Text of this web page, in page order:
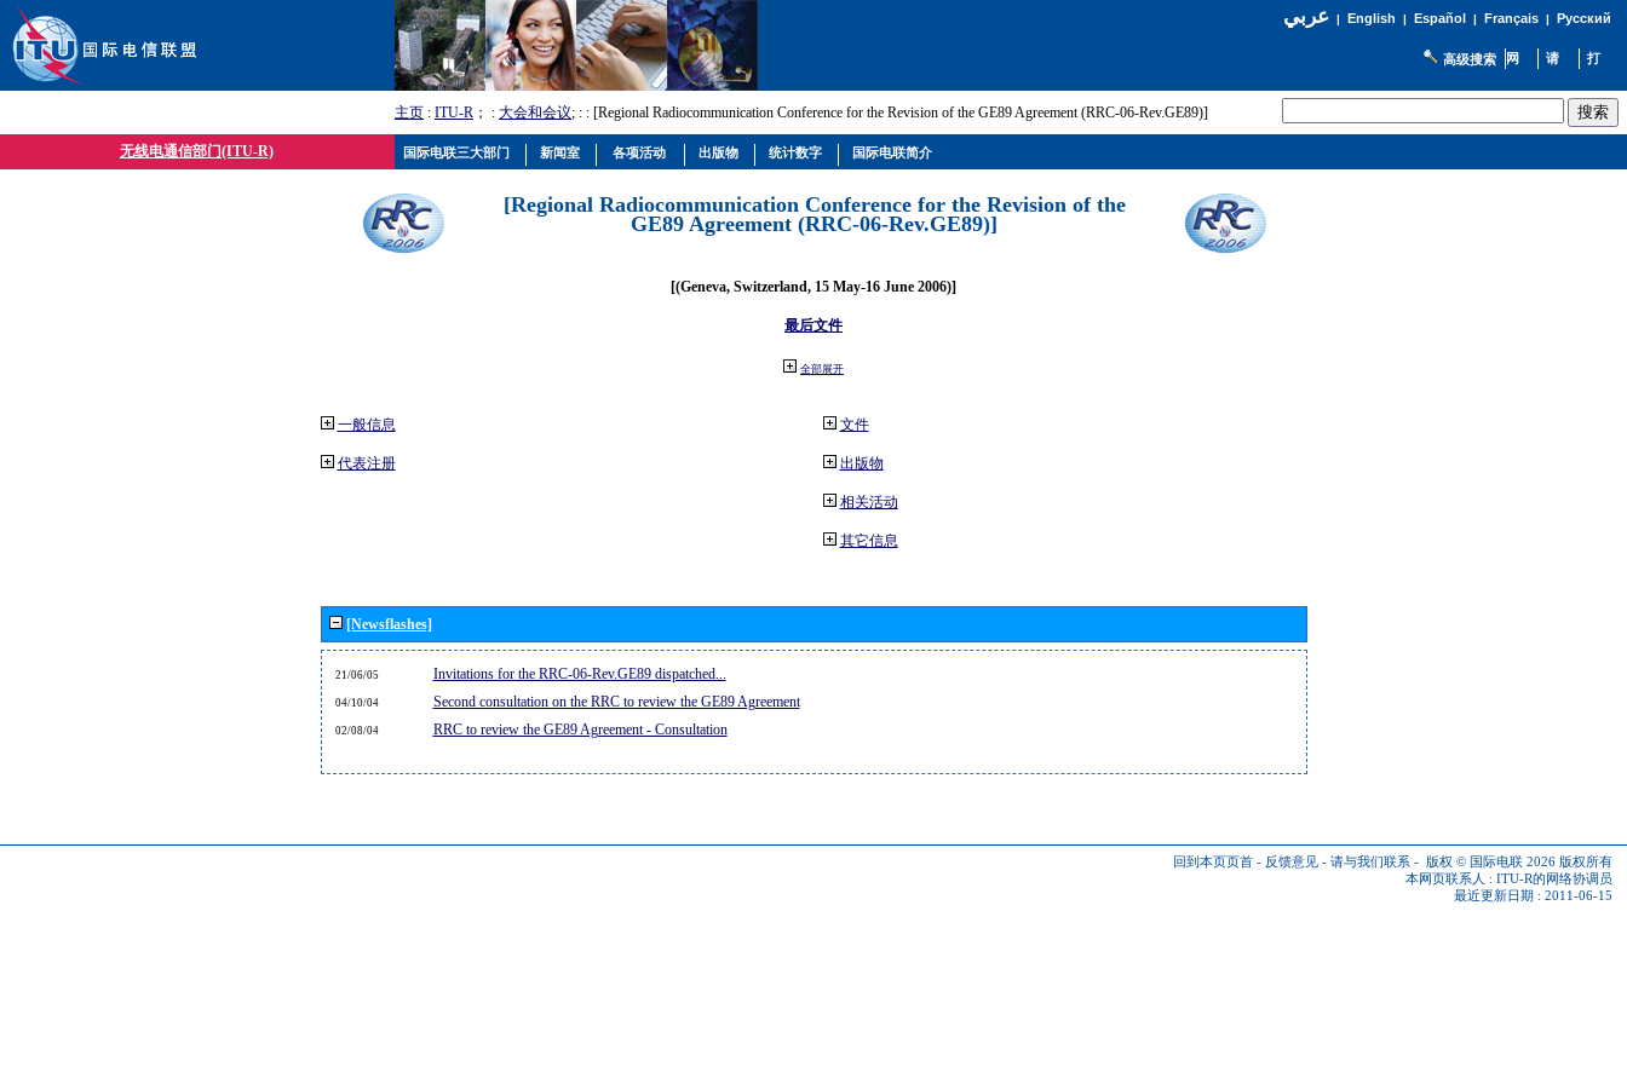
عربي| English | Español | Français| Русский
高级搜索
主页 : ITU-R ； : 大会和会议; : : [Regional Radiocommunication Conference for the Revision of the GE89 Agreement (RRC-06-Rev.GE89)]
无线电通信部门(ITU-R)
[Regional Radiocommunication Conference for the Revision of the
GE89 Agreement (RRC-06-Rev.GE89)]
[(Geneva, Switzerland, 15 May-16 June 2006)]
最后文件
全部展开
一般信息
代表注册
文件
出版物
相关活动
其它信息
[Newsflashes]
21/06/05 Invitations for the RRC-06-Rev.GE89 dispatched...
04/10/04 Second consultation on the RRC to review the GE89 Agreement
02/08/04 RRC to review the GE89 Agreement - Consultation
回到本页页首 - 反馈意见 - 请与我们联系 - 版权 © 国际电联 2026 版权所有
本网页联系人 : ITU-R的网络协调员
最近更新日期 : 2011-06-15
国际电联三大部门 新闻室 各项活动 出版物 统计数字 国际电联简介